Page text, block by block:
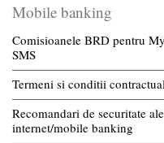
Mobile banking
Comisioanele BRD pentru
SMS
Termeni si conditii
Recomandari de securitate
internet/mobile banking